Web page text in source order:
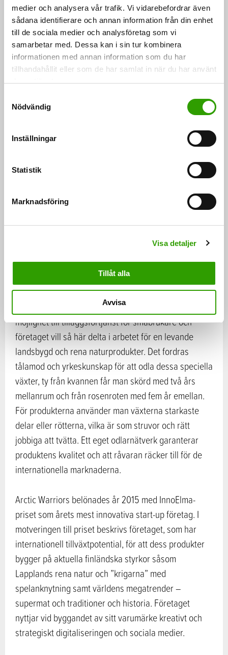
medier och analysera vår trafik. Vi vidarebefordrar även
sådana identifierare och annan information från din enhet
till de sociala medier och analysföretag som vi
samarbetar med. Dessa kan i sin tur kombinera
informationen med annan information som du har
tillhandahållit eller som de har samlat in när du har använt
deras tjänster.
Nödvändig
Inställningar
Statistik
Marknadsföring
Visa detaljer
Tillåt alla
Avvisa
I produktutvecklingen har man använt
Misikangas släkt med helbrägdagörare och kännedom
Produkterna tillverkas i Narkaus by i Rovaniemi och
råvarorna kommer från småbrukare och samlare i
Lappland. Arctic Warriors verksamhet erbjuder en
möjlighet till tilläggsförtjänst för småbrukare och
företaget vill så här delta i arbetet för en levande
landsbygd och rena naturprodukter. Det fordras
tålamod och yrkeskunskap för att odla dessa speciella
växter, ty från kvannen får man skörd med två års
mellanrum och från rosenroten med fem år emellan.
För produkterna använder man växterna starkaste
delar eller rötterna, vilka är som struvor och rätt
jobbiga att tvätta. Ett eget odlarnätverk garanterar
produktens kvalitet och att råvaran räcker till för de
internationella marknaderna.
Arctic Warriors belönades år 2015 med InnoElma-
priset som årets mest innovativa start-up företag. I
motveringen till priset beskrivs företaget, som har
internationell tillväxtpotential, för att dess produkter
bygger på aktuella finländska styrkor såsom
Lapplands rena natur och ”krigarna” med
spelanknytning samt världens megatrender –
supermat och traditioner och historia. Företaget
nyttjar vid byggandet av sitt varumärke kreativt och
strategiskt digitaliseringen och sociala medier.